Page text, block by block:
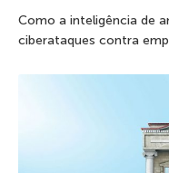
Como a inteligência de
ciberataques contra